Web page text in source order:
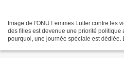
Image de l'ONU Femmes Lutter contre les
des filles est devenue une priorité politique
pourquoi, une journée spéciale est dédiée.